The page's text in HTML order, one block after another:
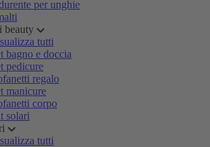
per unghie
beauty
tutti
bagno e doccia
pedicure
regalo
manicure
corpo
solari
tutti